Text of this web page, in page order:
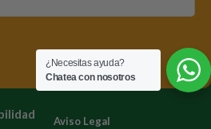
Aviso Legal
¿Necesitas ayuda?
Chatea con nosotros